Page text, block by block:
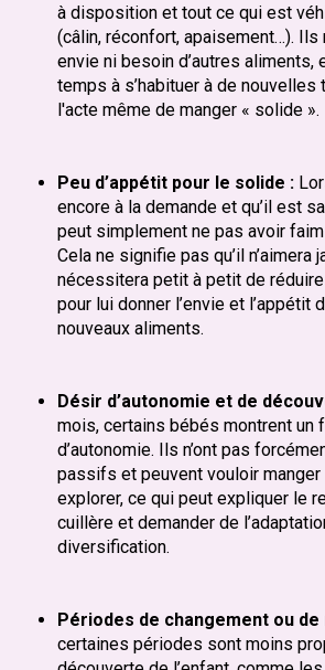
à disposition et tout ce qui est
(câlin, réconfort, apaisement…). Ils
envie ni besoin d’autres aliments,
temps à s’habituer à de
l'acte même de manger « solide ».
Peu d’appétit pour le solide :
encore à la demande et qu’il est
peut simplement ne pas avoir
Cela ne signifie pas qu’il n’aimera
nécessitera petit à petit de
pour lui donner l’envie et l’appétit
nouveaux aliments.
Désir d’autonomie et de
mois, certains bébés montrent un
d’autonomie. Ils n’ont pas
passifs et peuvent vouloir manger
explorer, ce qui peut expliquer le
cuillère et demander de
diversification.
Périodes de changement ou de
certaines périodes sont moins